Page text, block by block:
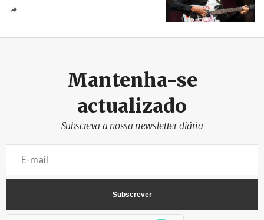
Mantenha-se
actualizado
Subscreva a nossa newsletter diária